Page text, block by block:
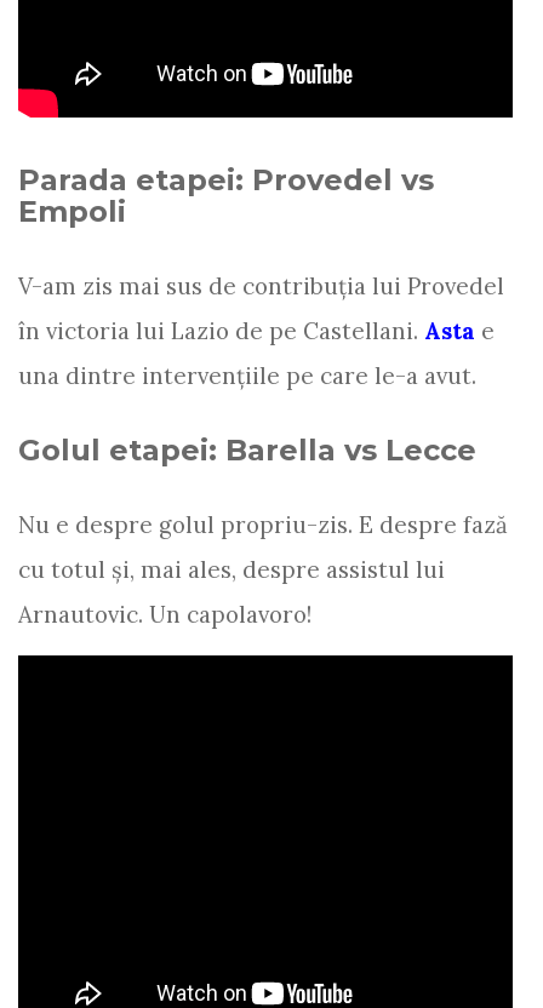
Parada etapei: Provedel vs
Empoli
V-am zis mai sus de contribuția lui Provedel
în victoria lui Lazio de pe Castellani. Asta e
una dintre intervențiile pe care le-a avut.
Golul etapei: Barella vs Lecce
Nu e despre golul propriu-zis. E despre fază
cu totul și, mai ales, despre assistul lui
Arnautovic. Un capolavoro!